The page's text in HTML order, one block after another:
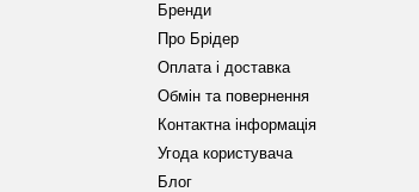
Бренди
Про Брідер
Оплата і доставка
Обмін та повернення
Контактна інформація
Угода користувача
Блог